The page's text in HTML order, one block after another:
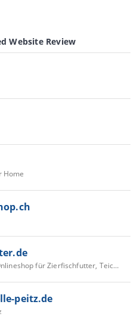
Website Review
Home
Superfischfutter - Onlineshop für Zierfischfutter, Teichfutter. Gut und Preiswert
peitz.de